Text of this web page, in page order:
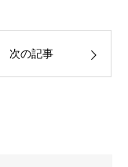
次の記事